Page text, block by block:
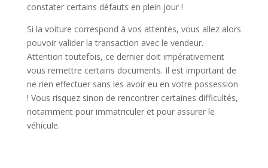
constater certains défauts en plein jour !
Si la voiture correspond à vos attentes, vous allez alors
pouvoir valider la transaction avec le vendeur.
Attention toutefois, ce dernier doit impérativement
vous remettre certains documents. Il est important de
ne rien effectuer sans les avoir eu en votre possession
! Vous risquez sinon de rencontrer certaines difficultés,
notamment pour immatriculer et pour assurer le
véhicule.